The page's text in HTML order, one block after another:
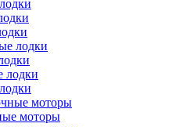
лодки
лодки
моторы
моторы